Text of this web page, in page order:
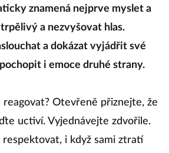
znamená nejprve myslet a
a nezvyšovat hlas.
a dokázat vyjádřit své
i emoce druhé strany.
Otevřeně přiznejte, že
uctiví. Vyjednávejte zdvořile.
i když sami ztratí